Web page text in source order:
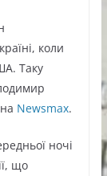
коли
Таку
Newsmax.
ночі
що